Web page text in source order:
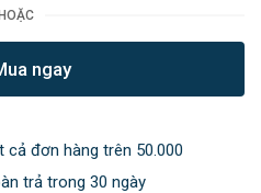
ngay
cả đơn hàng trên 50.000
trả trong 30 ngày